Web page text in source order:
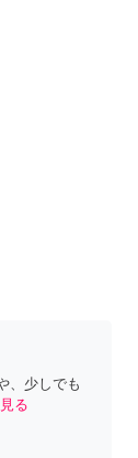
、少しでも
る